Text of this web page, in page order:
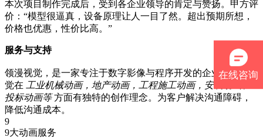
本次项目制作完成后，受到各企业领导的肯定与赞扬。甲方评
价：“模型很逼真，设备原理让人一目了然。超出预期所想，
价格也优惠，性价比高。”
服务与支持
领漫视觉，是一家专注于数字影像与程序开发的企业。领漫视
觉在 工业机械动画，地产动画，工程施工动画，安装动画、
投标动画等方面有独特的创作理念。为客户解决沟通障碍，
降低沟通成本。
9
9大动画服务
在线咨询